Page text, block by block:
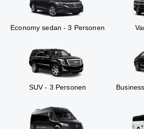
Economy sedan - 3 Personen
SUV - 3 Personen